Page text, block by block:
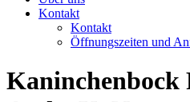
Kontakt
Kontakt
Öffnungszeiten und
Kaninchenbock